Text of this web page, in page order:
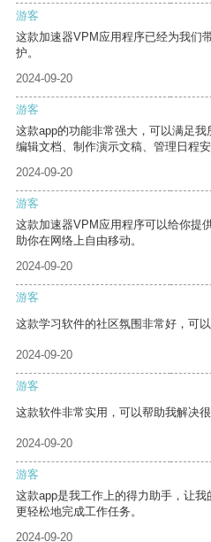
游客
这款加速器VPM应用程序已经为我们
护。
2024-09-20
游客
这款app的功能非常强大，可以满足
编辑文档、制作演示文稿、管理日程安
2024-09-20
游客
这款加速器VPM应用程序可以给你提
助你在网络上自由移动。
2024-09-20
游客
这款学习软件的社区氛围非常好，可
2024-09-20
游客
这款软件非常实用，可以帮助我解决很
2024-09-20
游客
这款app是我工作上的得力助手，让
更轻松地完成工作任务。
2024-09-20